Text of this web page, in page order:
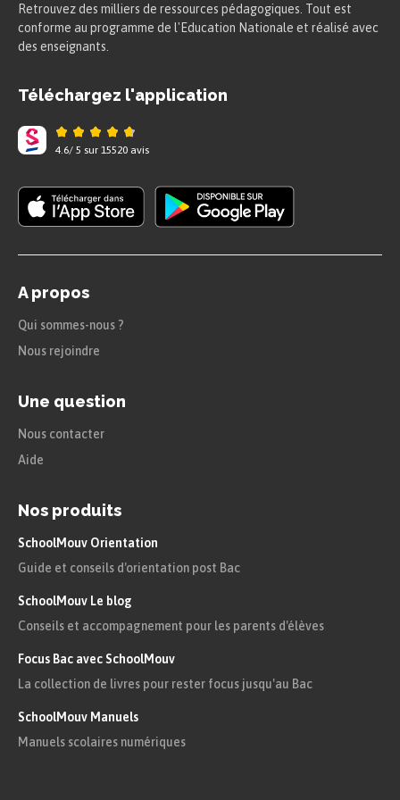
démographique augmente aussi la main
d’œuvre rurale.
peu à peu dans le monde paysan.
Les riches laboureurs profitent de
tandis que la grande majorité des
propriétaires, métayers, ouvriers
agricoles.
L’essor du commerce et sa libéralisation
subsistance à la fin du XVIII
en 1775.
Le pouvoir royal met fin aux émeutes par
la répression mais aussi en obligeant les
propriétaires de blé à vendre leur stock à
un prix imposé. Puis il met fin,
provisoirement, à l’édit sur la liberté du
commerce des grains.
Retrouvez des milliers de ressources pédagogiques. Tout est
conforme au programme de l'Education Nationale et réalisé avec
des enseignants.
Téléchargez l'application
4.6/ 5 sur 15520 avis
A propos
Qui sommes-nous ?
Nous rejoindre
Une question
Nous contacter
Aide
Nos produits
SchoolMouv Orientation
Guide et conseils d'orientation post Bac
SchoolMouv Le blog
Conseils et accompagnement pour les parents d'élèves
Focus Bac avec SchoolMouv
La collection de livres pour rester focus jusqu'au Bac
SchoolMouv Manuels
Manuels scolaires numériques